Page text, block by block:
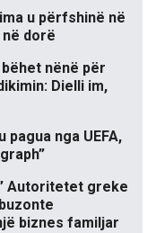
u përfshinë në
dorë
nënë për
Dielli im,
pagua nga UEFA,
Autoritetet greke
biznes familjar